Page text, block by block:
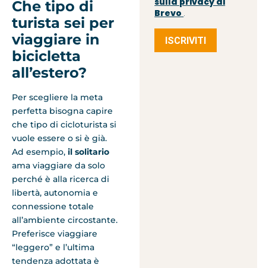
Che tipo di
turista sei per
viaggiare in
bicicletta
all’estero?
Per scegliere la meta
perfetta bisogna capire
che tipo di cicloturista si
vuole essere o si è già.
Ad esempio, il solitario
ama viaggiare da solo
perché è alla ricerca di
libertà, autonomia e
connessione totale
all’ambiente circostante.
Preferisce viaggiare
“leggero” e l’ultima
tendenza adottata è
Brevo .
ISCRIVITI